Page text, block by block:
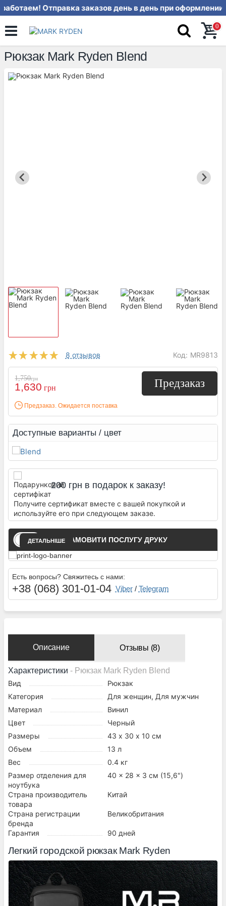
Отправка заказов день
0
Рюкзак Mark Ryden Blend
8 отзывов Код: MR9813
1,750грн
1,630 грн
Предзаказ. Ожидается поставка
Предзаказ
Доступные варианты / цвет
200 грн в подарок к заказу!
Получите сертификат вместе с вашей покупкой и
используйте его при следующем заказе.
ЗАМОВИТИ ПОСЛУГУ ДРУКУ
ДЕТАЛЬНІШЕ
Есть вопросы? Свяжитесь с нами:
+38 (068) 301-01-04 Viber/ Telegram
Описание Отзывы (8)
Характеристики - Рюкзак Mark Ryden Blend
Вид
Рюкзак
Категория
Для женщин, Для мужчин
Материал
Винил
Цвет
Черный
Размеры
43 х 30 х 10 см
Объем
13 л
Вес
0.4 кг
Размер отделения для
ноутбука
40 x 28 x 3 см (15,6")
Страна производитель
товара
Китай
Страна регистрации
бренда
Великобритания
Гарантия 90 дней
Легкий городской рюкзак Mark Ryden